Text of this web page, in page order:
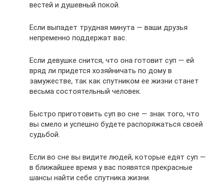
вестей и душевный покой.
Если выпадет трудная минута — ваши друзья
непременно поддержат вас.
Если девушке снится, что она готовит суп — ей
вряд ли придется хозяйничать по дому в
замужестве, так как спутником ее жизни станет
весьма состоятельный человек.
Быстро приготовить суп во сне — знак того, что
вы смело и успешно будете распоряжаться своей
судьбой.
Если во сне вы видите людей, которые едят суп —
в ближайшее время у вас появятся прекрасные
шансы найти себе спутника жизни.